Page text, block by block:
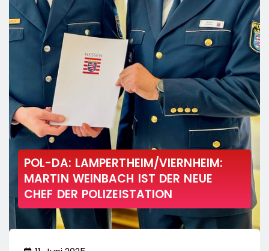
POL-DA: LAMPERTHEIM/VIERNHEIM:
MARTIN WEINBACH IST DER NEUE
CHEF DER POLIZEISTATION